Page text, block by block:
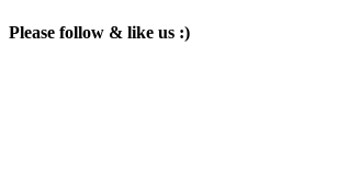
Please follow & like us :)